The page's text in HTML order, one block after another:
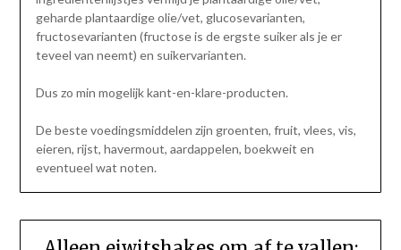
geharde plantaardige olie/vet, glucosevarianten,
fructosevarianten (fructose is de ergste suiker als je er
teveel van neemt) en suikervarianten.
Dus zo min mogelijk kant-en-klare-producten.
De beste voedingsmiddelen zijn groenten, fruit, vlees, vis,
eieren, rijst, havermout, aardappelen, boekweit en
eventueel wat noten.